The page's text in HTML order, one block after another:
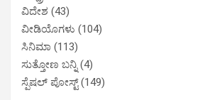
ವಿದೇಶ (43)
ವೀಡಿಯೊಗಳು (104)
ಸಿನಿಮಾ (113)
ಸುತ್ತೋಣ ಬನ್ನಿ(4)
ಸ್ಪೆಷಲ್ ಪೋಸ್ಟ್(149)